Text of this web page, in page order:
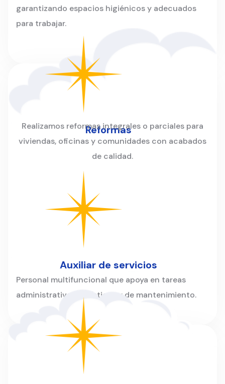
garantizando espacios higiénicos y adecuados
para trabajar.
Reformas
Realizamos reformas integrales o parciales para
viviendas, oficinas y comunidades con acabados
de calidad.
Auxiliar de servicios
Personal multifuncional que apoya en tareas
administrativas, logísticas y de mantenimiento.